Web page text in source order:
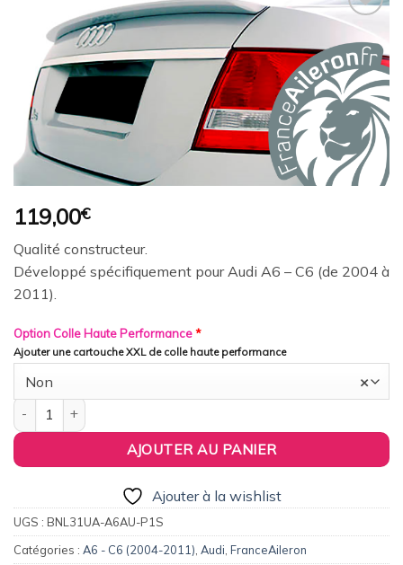
à la
wishlist
119,00€
Qualité constructeur.
Développé spécifiquement pour Audi A6 – C6 (de 2004 à
2011).
Option Colle Haute Performance*
Ajouter une cartouche XXL de colle haute performance
×
Non
quantité de FranceAileron - Becquet / Lèvre Origine Replica
AJOUTER AU PANIER
Ajouter à la wishlist
UGS : BNL31UA-A6AU-P1S
Catégories : A6 - C6 (2004-2011), Audi, FranceAileron